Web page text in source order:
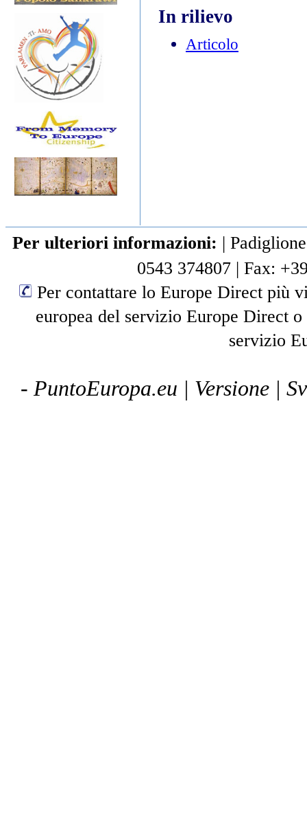
In rilievo
Articolo
Per ulteriori informazioni: |
0543 374807 | Fax:
Per contattare lo Europe Direct più
europea del servizio Europe Direct
servizio
- PuntoEuropa.eu | Versione |